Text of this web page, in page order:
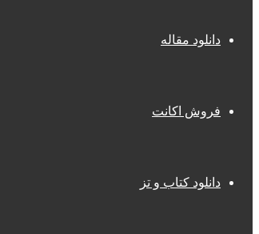
دانلود مقاله
فروش اکانت
دانلود کتاب و تز